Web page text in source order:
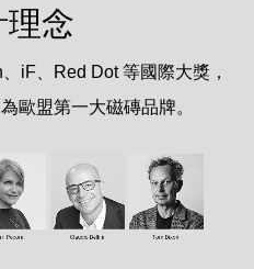
理念
iF、Red Dot 等國際大獎，
歐盟第一大磁磚品牌。